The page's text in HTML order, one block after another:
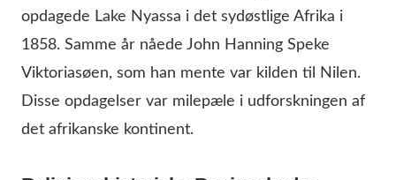
opdagede Lake Nyassa i det sydøstlige Afrika i
1858. Samme år nåede John Hanning Speke
Viktoriasøen, som han mente var kilden til Nilen.
Disse opdagelser var milepæle i udforskningen af
det afrikanske kontinent.